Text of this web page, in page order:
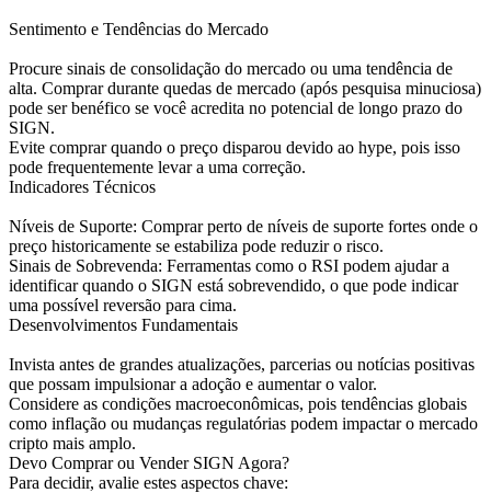
Sentimento e Tendências do Mercado
Procure sinais de consolidação do mercado ou uma tendência de
alta. Comprar durante quedas de mercado (após pesquisa minuciosa)
pode ser benéfico se você acredita no potencial de longo prazo do
SIGN.
Evite comprar quando o preço disparou devido ao hype, pois isso
pode frequentemente levar a uma correção.
Indicadores Técnicos
Níveis de Suporte: Comprar perto de níveis de suporte fortes onde o
preço historicamente se estabiliza pode reduzir o risco.
Sinais de Sobrevenda: Ferramentas como o RSI podem ajudar a
identificar quando o SIGN está sobrevendido, o que pode indicar
uma possível reversão para cima.
Desenvolvimentos Fundamentais
Invista antes de grandes atualizações, parcerias ou notícias positivas
que possam impulsionar a adoção e aumentar o valor.
Considere as condições macroeconômicas, pois tendências globais
como inflação ou mudanças regulatórias podem impactar o mercado
cripto mais amplo.
Devo Comprar ou Vender SIGN Agora?
Para decidir, avalie estes aspectos chave: